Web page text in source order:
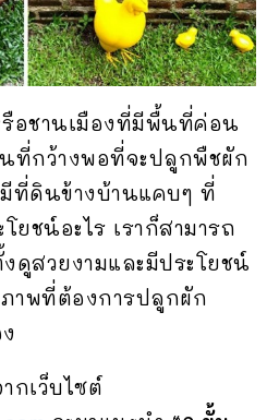
อชานเมืองที่มีพื้นที่ค่อน
ที่กว้างพอที่จะปลูกพืชผัก
ที่ดินข้างบ้านแคบๆ ที่
ยชน์อะไร เราก็สามารถ
ดูสวยงามและมีประโยชน์
าพที่ต้องการปลูกผัก
กเว็บไซต์